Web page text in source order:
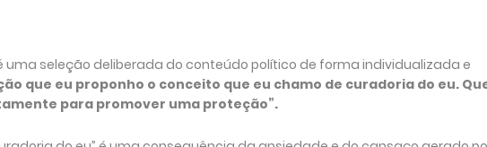
uma seleção deliberada do conteúdo político de forma individualizada e
que eu proponho o conceito que eu chamo de curadoria do eu.
para promover uma proteção”.